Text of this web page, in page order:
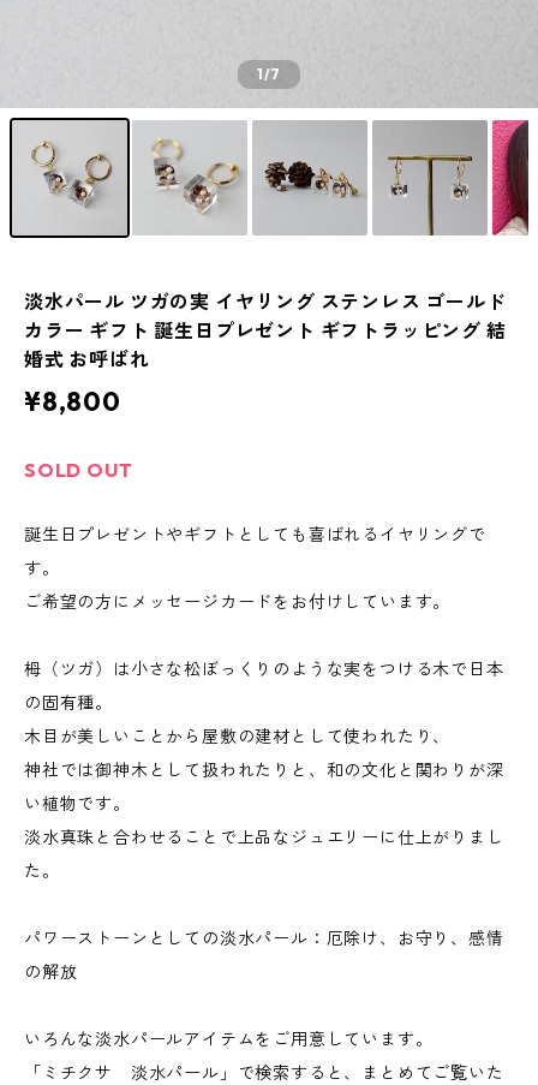
1/7
淡水パール ツガの実 イヤリング ステンレス ゴールド
カラー ギフト 誕生日プレゼント ギフトラッピング 結
婚式 お呼ばれ
¥8,800
SOLD OUT
誕生日プレゼントやギフトとしても喜ばれるイヤリングで
す。
ご希望の方にメッセージカードをお付けしています。
栂（ツガ）は小さな松ぼっくりのような実をつける木で日本
の固有種。
木目が美しいことから屋敷の建材として使われたり、
神社では御神木として扱われたりと、和の文化と関わりが深
い植物です。
淡水真珠と合わせることで上品なジュエリーに仕上がりまし
た。
パワーストーンとしての淡水パール：厄除け、お守り、感情
の解放
いろんな淡水パールアイテムをご用意しています。
「ミチクサ 淡水パール」で検索すると、まとめてご覧いた